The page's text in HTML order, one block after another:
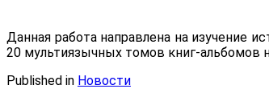
Данная работа направлена на изучение
20 мультиязычных томов книг-альбомов
Published in Новости